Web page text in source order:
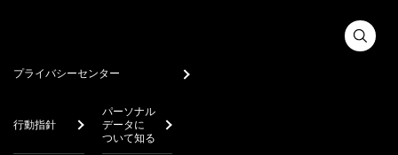
プライバシーセンター
行動指針
パーソナル
データに
ついて知る